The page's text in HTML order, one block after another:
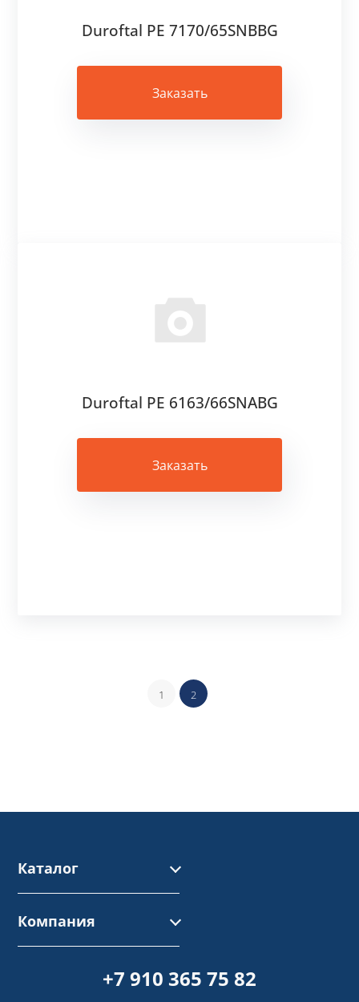
Duroftal PE 7170/65SNBBG
Заказать
Duroftal PE 6163/66SNABG
Заказать
1 2
Каталог
ИСО
Контакты
Связаться с нами
Компания
Политика качества
Политика в области+7 910 365 75 82